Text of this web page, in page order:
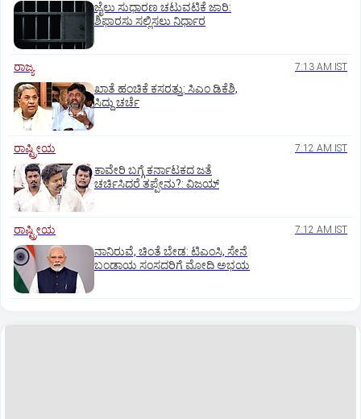
ಜೈಲು ಸುಧಾರಣ ಚಟುವಟಿಕೆ ಜಾರಿ:
ಶಿಫಾರಸು ಸಲ್ಲಿಸಲು ನಿರ್ಧಾರ
ರಾಜ್ಯ 7:13 AM IST
ಖಾತೆ ಹಂಚಿಕೆ ಕಸರತ್ತು: ಸಿಎಂ ಡಿಕೆಶಿ,
ಸಿದ್ದು ಚರ್ಚೆ
ರಾಷ್ಟ್ರೀಯ 7:12 AM IST
ಕಾವೇರಿ ಬಗ್ಗೆ ಕರ್ನಾಟಕದ ಜತೆ
ಚರ್ಚಿಸಿದರೆ ತಪ್ಪೇನು?: ವಿಜಯ್‌
ರಾಷ್ಟ್ರೀಯ 7:12 AM IST
ನಾನಿರುವೆ, ಚಿಂತೆ ಬೇಡ: ಟಿಎಂಸಿ, ಸೇನೆ
ಬಂಡಾಯ ಸಂಸದರಿಗೆ ಮೋದಿ ಅಭಯ